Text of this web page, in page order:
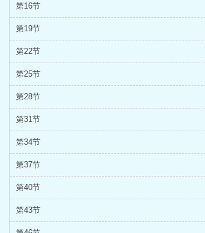
第16节
第19节
第22节
第25节
第28节
第31节
第34节
第37节
第40节
第43节